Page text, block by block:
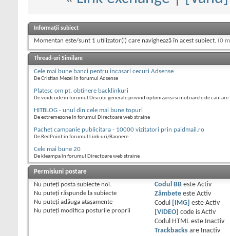
Informații subiect
Momentan este/sunt 1 utilizator(i) care navighează în acest subiect. (0
Thread-uri Similare
Cele mai bune banci pentru incasari cecuri Adsense
De Cristian Mezei în forumul Adsense
Platesc om pt. obtinere backlinkuri
De voidcode în forumul Discutii generale privind optimizarea si motoarele de cautare
HITBLOG - unul din cele mai bune topuri
De extremezone în forumul Directoare web straine
Pachet campanie publicitara - 10000 vizitatori prin paidmail.ro
De RedPoint în forumul Link-uri/Bannere
Cele mai bune 20
De kleampa în forumul Directoare web straine
Permisiuni postare
Nu puteţi posta subiecte noi.
Nu puteţi răspunde la subiecte
Nu puteţi adăuga ataşamente
Nu puteţi modifica posturile proprii
Codul BBeste Activ
Zâmbeteeste Activ
Codul
[IMG] este Activ
[VIDEO]
code is Activ
Codul HTML este
Inactiv
Trackbacksare
Inactiv